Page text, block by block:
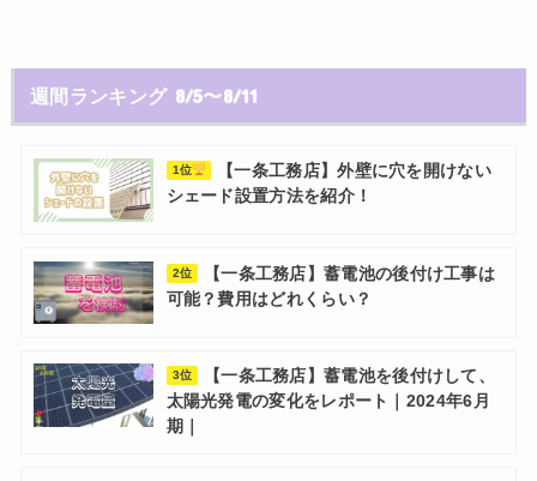
週間ランキング 8/5〜8/11
1位
【一条工務店】外壁に穴を開けない
シェード設置方法を紹介！
2位
【一条工務店】蓄電池の後付け工事は
可能？費用はどれくらい？
3位
【一条工務店】蓄電池を後付けして、
太陽光発電の変化をレポート｜2024年6月
期｜